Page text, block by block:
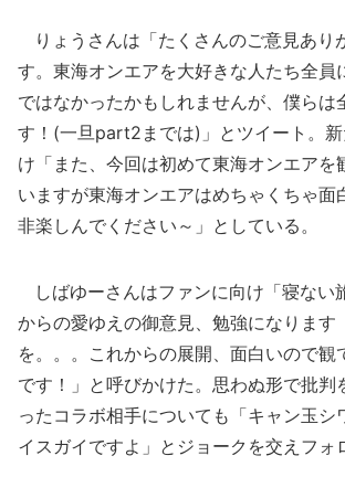
りょうさんは「たくさんのご意見あり
す。東海オンエアを大好きな人たち全員
ではなかったかもしれませんが、僕らは
す！(一旦part2までは)」とツイート。
け「また、今回は初めて東海オンエアを
いますが東海オンエアはめちゃくちゃ
非楽しんでください～」としている。
しばゆーさんはファンに向け「寝ない
からの愛ゆえの御意見、勉強になりま
を。。。これからの展開、面白いので観
です！」と呼びかけた。思わぬ形で批判
ったコラボ相手についても「キャン玉シ
イスガイですよ」とジョークを交えフォ